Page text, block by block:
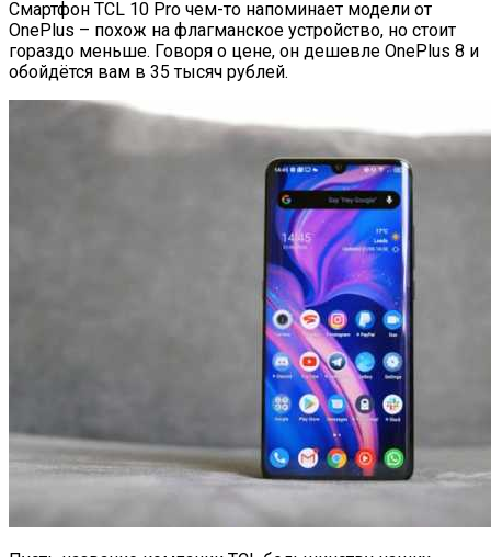
Смартфон TCL 10 Pro чем-то напоминает модели от
OnePlus – похож на флагманское устройство, но стоит
гораздо меньше. Говоря о цене, он дешевле OnePlus 8 и
обойдётся вам в 35 тысяч рублей.